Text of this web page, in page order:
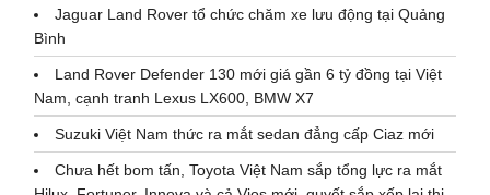
Jaguar Land Rover tổ chức chăm xe lưu động tại Quảng
Bình
Land Rover Defender 130 mới giá gần 6 tỷ đồng tại Việt
Nam, cạnh tranh Lexus LX600, BMW X7
Suzuki Việt Nam thức ra mắt sedan đẳng cấp Ciaz mới
Chưa hết bom tấn, Toyota Việt Nam sắp tổng lực ra mắt